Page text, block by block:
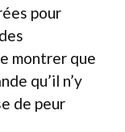
pour
montrer que
qu’il n’y
de peur